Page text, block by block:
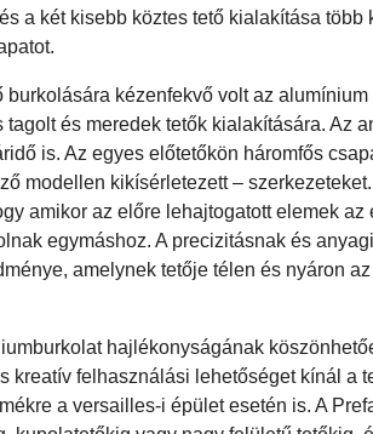
a két kisebb köztes tető kialakítása
kézenfekvő volt az
és meredek tetők kialakítására. Az
is. Az egyes előtetőkön háromfős
modellen kikísérletezett –
amikor az előre lehajtogatott elemek
egymáshoz. A precizitásnak és
amelynek tetője télen és nyáron
hajlékonyságának
kreatív felhasználási lehetőséget kínál a
a versailles-i épület esetén is. A